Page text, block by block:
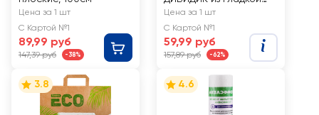
Цена за 1 шт
С Картой №1
89,99 руб
147,39 руб -38%
кожи с дозатором
бесцветная
Цена за 1 шт
С Картой №1
59,99 руб
157,89 руб -62%
3.8 4.6